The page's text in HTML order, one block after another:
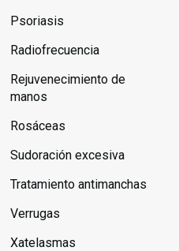
Psoriasis
Radiofrecuencia
Rejuvenecimiento de
manos
Rosáceas
Sudoración excesiva
Tratamiento antimanchas
Verrugas
Xatelasmas